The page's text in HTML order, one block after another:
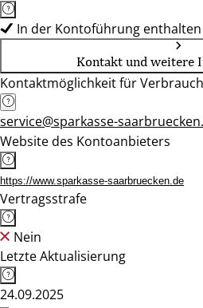
In der Kontoführung enthalten
Kontakt und weitere
Kontaktmöglichkeit für
service@sparkasse-
Website des Kontoanbieters
https://www.sparkasse-saarbruecken.de
Vertragsstrafe
Nein
Letzte Aktualisierung
24.09.2025